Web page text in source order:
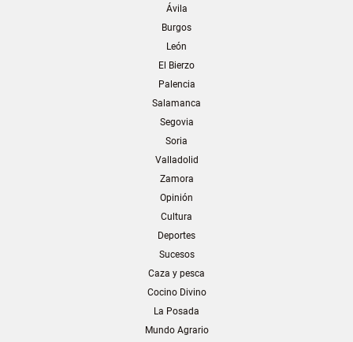
Ávila
Burgos
León
El Bierzo
Palencia
Salamanca
Segovia
Soria
Valladolid
Zamora
Opinión
Cultura
Deportes
Sucesos
Caza y pesca
Cocino Divino
La Posada
Mundo Agrario